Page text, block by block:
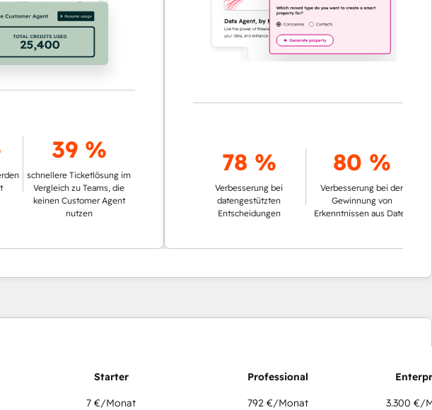
39 %
schnellere Ticketlösung im
Vergleich zu Teams, die
keinen Customer Agent
nutzen
78 %
Verbesserung bei
datengestützten
Entscheidungen
80 %
Verbesserung bei der
Gewinnung von
Erkenntnissen aus Daten
7 €/Monat 792 €/Monat 3.300 €/